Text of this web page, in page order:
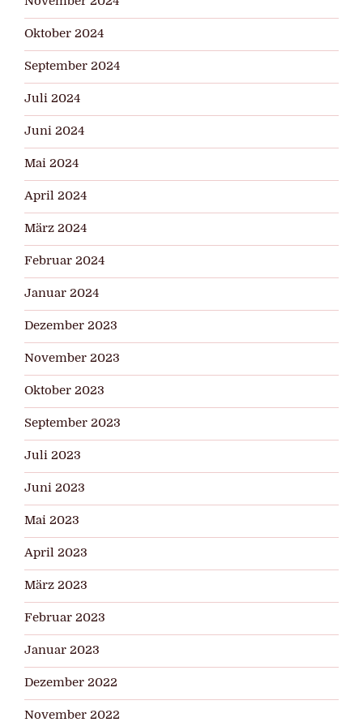
Oktober 2024
September 2024
Juli 2024
Juni 2024
Mai 2024
April 2024
März 2024
Februar 2024
Januar 2024
Dezember 2023
November 2023
Oktober 2023
September 2023
Juli 2023
Juni 2023
Mai 2023
April 2023
März 2023
Februar 2023
Januar 2023
Dezember 2022
November 2022